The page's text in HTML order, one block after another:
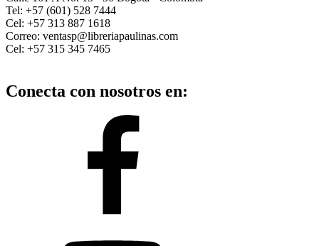
Tel: +57 (601) 528 7444
Cel: +57 313 887 1618
Correo: ventasp@libreriapaulinas.com
Cel: +57 315 345 7465
Conecta con nosotros en: